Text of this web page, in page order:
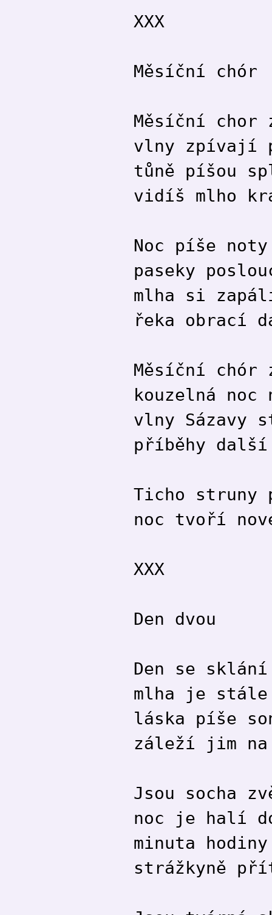
XXX
Měsíční chór
Měsíční chor
vlny zpívají
tůně píšou
vidíš mlho
Noc píše
paseky
mlha si
řeka obrací
Měsíční chór
kouzelná
vlny Sázavy
příběhy
Ticho struny
noc tvoří
XXX
Den dvou
Den se
mlha je
láska píše
záleží jim na
Jsou socha
noc je halí
minuta
strážkyně